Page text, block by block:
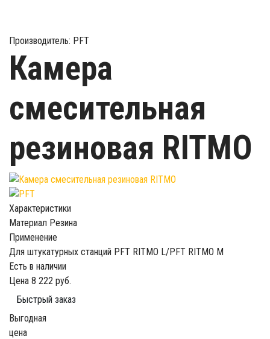
Производитель: PFT
Камера
смесительная
резиновая RITMO
Характеристики
Материал Резина
Применение
Для штукатурных станций PFT RITMO L/PFT RITMO M
Есть в наличии
Цена 8 222 руб.
Быстрый заказ
Выгодная
цена